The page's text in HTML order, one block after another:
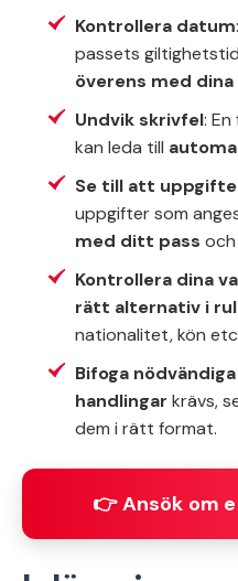
Kontrollera datum
passets
överens med
Undvik skrivfel:
kan leda till
Se till att
uppgifter som
med ditt pass
Kontrollera dina
rätt alternativ i
nationalitet, kön
Bifoga
handlingar krävs,
dem i rätt format.
👉 Ansök om